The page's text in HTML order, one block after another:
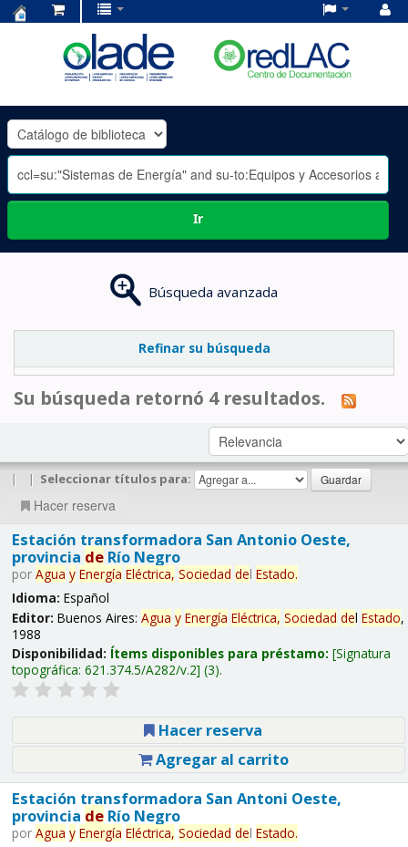
OLADE
-
Ir
Búsqueda avanzada
Refinar su búsqueda
Su búsqueda retornó 4 resultados.
| | Seleccionar títulos para:
Hacer reserva
Estación transformadora San Antonio Oeste,
provincia deRío Negro
por Agua y Energía Eléctrica, Sociedad del Estado.
Idioma: Español
Editor: Buenos Aires: Agua y Energía Eléctrica, Sociedad del Estado,
1988
Disponibilidad: Ítems disponibles para préstamo: Signatura
topográfica: 621.374.5/A282/v.2 (3).
Hacer reserva
Agregar al carrito
Estación transformadora San Antoni Oeste,
provincia deRío Negro
por Agua y Energía Eléctrica, Sociedad del Estado.